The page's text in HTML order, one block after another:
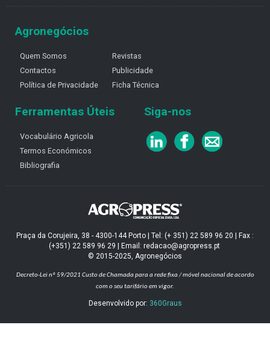
Agronegócios
Quem Somos
Contactos
Política de Privacidade
Revistas
Publicidade
Ficha Técnica
Ferramentas Úteis
Vocabulário Agricola
Termos Económicos
Bibliografia
Siga-nos
Praça da Corujeira, 38 - 4300-144 Porto | Tel: (+ 351) 22 589 96 20 | Fax :
(+351) 22 589 96 29 | Email: redacao@agropress.pt
© 2015-2025, Agronegócios
Decreto-Lei nº 59/2021 Custo de Chamada para a rede fixa / móvel nacional de acordo
com o seu tarifário em vigor.
Desenvolvido por: 360Graus